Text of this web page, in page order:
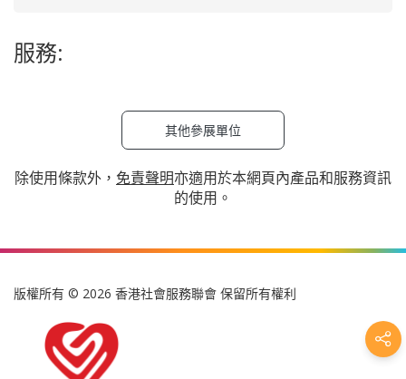
服務:
其他參展單位
除使用條款外， 免責聲明亦適用於本網頁內產品和服務資訊
的使用。
版權所有 © 2026 香港社會服務聯會 保留所有權利